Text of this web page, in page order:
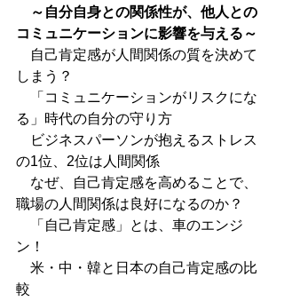
～自分自身との関係性が、他人との
コミュニケーションに影響を与える～
自己肯定感が人間関係の質を決めて
しまう？
「コミュニケーションがリスクにな
る」時代の自分の守り方
ビジネスパーソンが抱えるストレス
の1位、2位は人間関係
なぜ、自己肯定感を高めることで、
職場の人間関係は良好になるのか？
「自己肯定感」とは、車のエンジ
ン！
米・中・韓と日本の自己肯定感の比
較